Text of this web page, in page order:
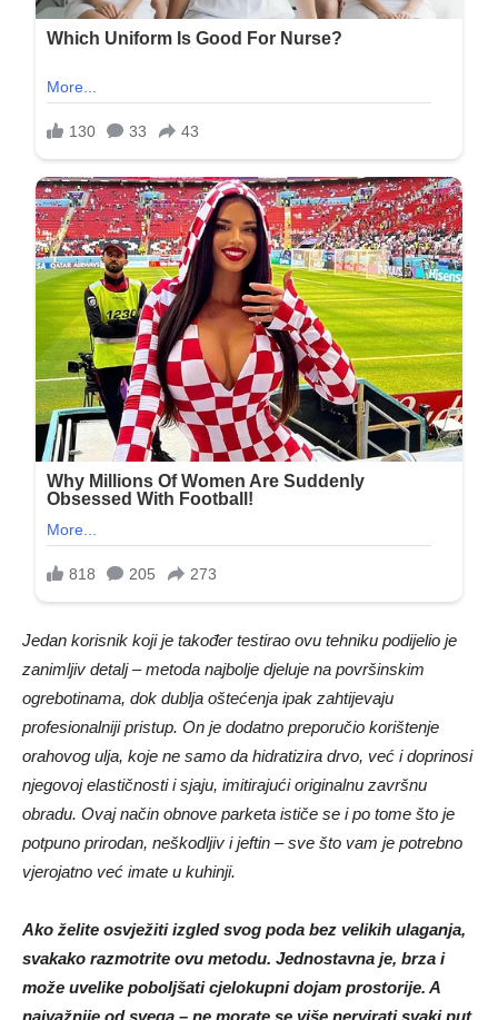
Jedan korisnik koji je također testirao ovu tehniku podijelio je
zanimljiv detalj – metoda najbolje djeluje na površinskim
ogrebotinama, dok dublja oštećenja ipak zahtijevaju
profesionalniji pristup. On je dodatno preporučio korištenje
orahovog ulja, koje ne samo da hidratizira drvo, već i doprinosi
njegovoj elastičnosti i sjaju, imitirajući originalnu završnu
obradu. Ovaj način obnove parketa ističe se i po tome što je
potpuno prirodan, neškodljiv i jeftin – sve što vam je potrebno
vjerojatno već imate u kuhinji.
Ako želite osvježiti izgled svog poda bez velikih ulaganja,
svakako razmotrite ovu metodu. Jednostavna je, brza i
može uvelike poboljšati cjelokupni dojam prostorije. A